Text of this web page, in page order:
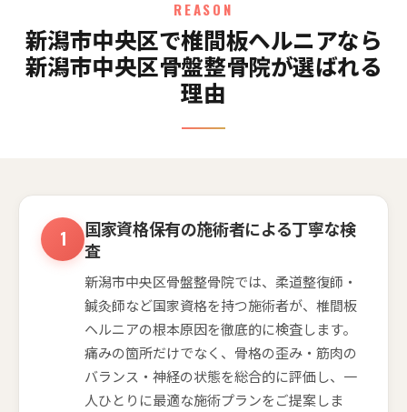
REASON
新潟市中央区で椎間板ヘルニアなら
新潟市中央区骨盤整骨院が選ばれる
理由
国家資格保有の施術者による丁寧な検
査
新潟市中央区骨盤整骨院では、柔道整復師・
鍼灸師など国家資格を持つ施術者が、椎間板
ヘルニアの根本原因を徹底的に検査します。
痛みの箇所だけでなく、骨格の歪み・筋肉の
バランス・神経の状態を総合的に評価し、一
人ひとりに最適な施術プランをご提案しま